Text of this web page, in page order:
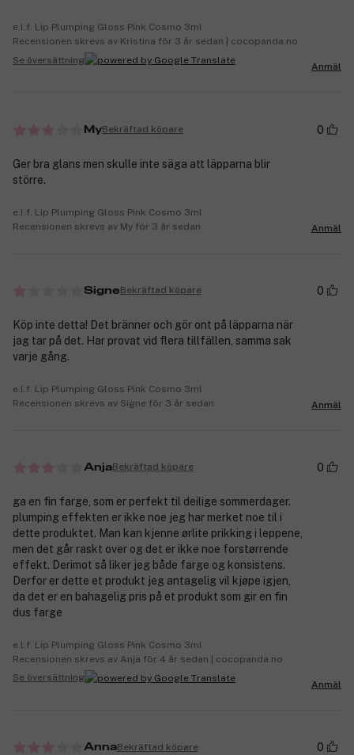
e.l.f. Lip Plumping Gloss Pink Cosmo 3ml
Recensionen skrevs av Kristina för 3 år sedan | cocopanda.no
Se översättning
Anmäl
MyBekräftad köpare 0
Ger bra glans men skulle inte säga att läpparna blir
större.
e.l.f. Lip Plumping Gloss Pink Cosmo 3ml
Recensionen skrevs av My för 3 år sedan
Anmäl
SigneBekräftad köpare 0
Köp inte detta! Det bränner och gör ont på läpparna när
jag tar på det. Har provat vid flera tillfällen, samma sak
varje gång.
e.l.f. Lip Plumping Gloss Pink Cosmo 3ml
Recensionen skrevs av Signe för 3 år sedan
Anmäl
AnjaBekräftad köpare 0
ga en fin farge, som er perfekt til deilige sommerdager.
plumping effekten er ikke noe jeg har merket noe til i
dette produktet. Man kan kjenne ørlite prikking i leppene,
men det går raskt over og det er ikke noe forstørrende
effekt. Derimot så liker jeg både farge og konsistens.
Derfor er dette et produkt jeg antagelig vil kjøpe igjen,
da det er en bahagelig pris på et produkt som gir en fin
dus farge
e.l.f. Lip Plumping Gloss Pink Cosmo 3ml
Recensionen skrevs av Anja för 4 år sedan | cocopanda.no
Se översättning
Anmäl
AnnaBekräftad köpare 0